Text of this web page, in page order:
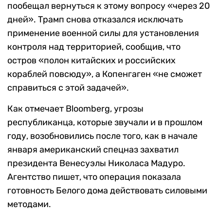
пообещал вернуться к этому вопросу «через 20
дней». Трамп снова отказался исключать
применение военной силы для установления
контроля над территорией, сообщив, что
остров «полон китайских и российских
кораблей повсюду», а Копенгаген «не сможет
справиться с этой задачей».
Как отмечает Bloomberg, угрозы
республиканца, которые звучали и в прошлом
году, возобновились после того, как в начале
января американский спецназ захватил
президента Венесуэлы Николаса Мадуро.
Агентство пишет, что операция показала
готовность Белого дома действовать силовыми
методами.